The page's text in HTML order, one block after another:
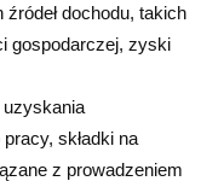
dochodu, takich
gospodarczej, zyski
składki na
z prowadzeniem